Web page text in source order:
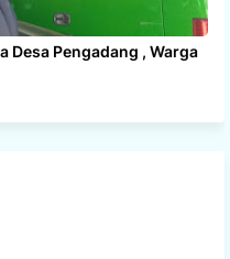
Desa Pengadang , Warga